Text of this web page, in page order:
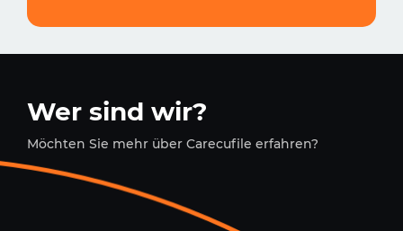
Wer sind wir?
Möchten Sie mehr über Carecufile erfahren?